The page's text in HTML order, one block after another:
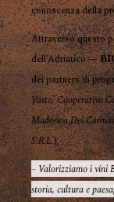
conoscenza della
Attraverso questo
dell’Adriatico —
dei partners di
Vasto, Cooperativa
Madonna Del
S.R.L.),
– Valorizziamo i vini
storia, cultura e